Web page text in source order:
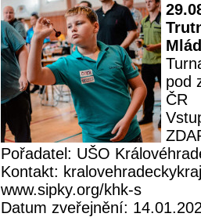
pod
ČR
Pořadatel: UŠO
Kontakt:
www.sipky.org/khk-s
Datum zveřejnění: